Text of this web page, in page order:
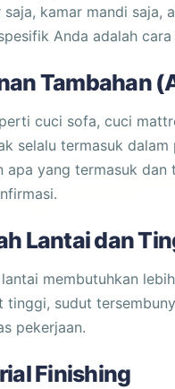
saja, kamar mandi saja,
Anda adalah
Tambahan
cuci sofa, cuci
selalu termasuk
apa yang termasuk
Lantai dan
lantai membutuhkan
tinggi, sudut
pekerjaan.
Finishing